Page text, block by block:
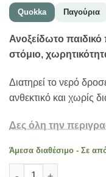
Quokka Παγούρια
Ανοξείδωτο
στόμιο,
Διατηρεί το νερό
ανθεκτικό και χωρίς
Δες όλη την
Άμεσα διαθέσιμο - Σε
Quokka Παιδικό